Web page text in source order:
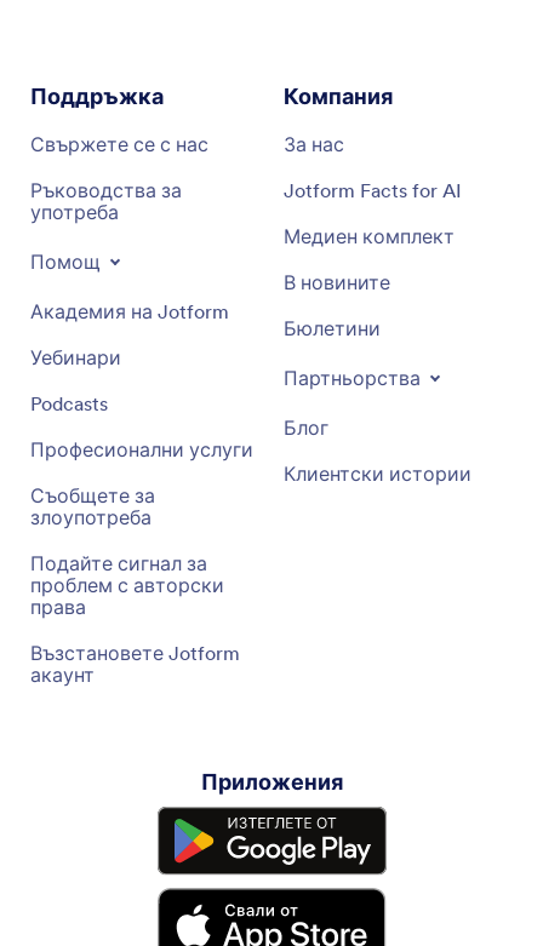
Поддръжка
Свържете се с нас
Ръководства за
употреба
Помощ
Академия на Jotform
Уебинари
Podcasts
Професионални услуги
Съобщете за
злоупотреба
Подайте сигнал за
проблем с авторски
права
Възстановете Jotform
акаунт
Компания
За нас
Jotform Facts for AI
Медиен комплект
В новините
Бюлетини
Партньорства
Блог
Клиентски истории
Приложения